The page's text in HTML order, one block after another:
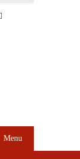
Menu